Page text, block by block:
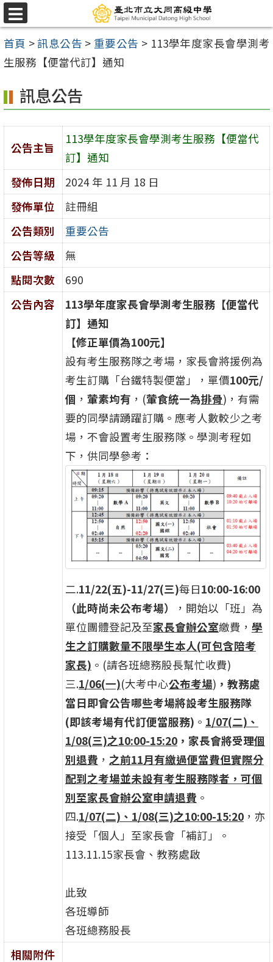
跳
至
主
要
容
區
選
單
首頁 >訊息公告 > 重要公告 > 113學年度家長會學測考
生服務【便當代訂】通知
訊息公告
公告主旨
113學年度家長會學測考生服務【便當代
訂】通知
發佈日期
2024 年 11 月 18 日
發佈單位
註冊組
公告類別
重要公告
公告等級
無
點閱次數
690
公告內容
113學年度家長會學測考生服務【便當代
訂】通知
【修正單價為100元】
設有考生服務隊之考場，家長會將援例為
考生訂購「台鐵特製便當」，單價100元/
個 ， 葷素均有 ，(葷食統一為排骨)，有需
要的同學請踴躍訂購。應考人數較少之考
場，不會設置考生服務隊。學測考程如
下，供同學參考：
二.11/22(五)-11/27(三)每日10:00-16:00
（此時尚未公布考場）
，開始以「班」為
單位團體登記及至家長會辦公室繳費， 學
生之訂購數量不限學生本人(可包含陪考
家長) 。(請各班總務股長幫忙收費)
三.1/06(一)(大考中心公布考場) ，教務處
當日即會公告哪些考場將設考生服務隊
(即該考場有代訂便當服務) 。 1/07(二)、
1/08(三)之10:00-15:20，家長會將受理個
別退費 ， 之前11月有繳過便當費但實際分
配到之考場並未設有考生服務隊者，可個
別至家長會辦公室申請退費 。
四.1/07(二)、1/08(三)之10:00-15:20，亦
接受「個人」至家長會「補訂」。
113.11.15家長會、教務處啟
此致
各班導師
各班總務股長
相關附件